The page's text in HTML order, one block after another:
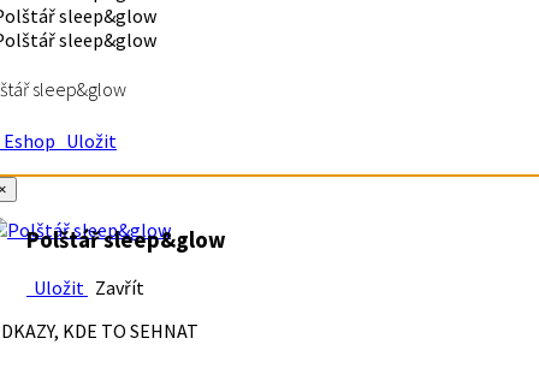
sleep&glow
Uložit
Polštář sleep&glow
Uložit Zavřít
KDE TO SEHNAT